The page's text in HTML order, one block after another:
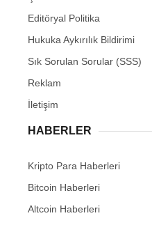
Editöryal Politika
Hukuka Aykırılık Bildirimi
Sık Sorulan Sorular (SSS)
Reklam
İletişim
HABERLER
Kripto Para Haberleri
Bitcoin Haberleri
Altcoin Haberleri